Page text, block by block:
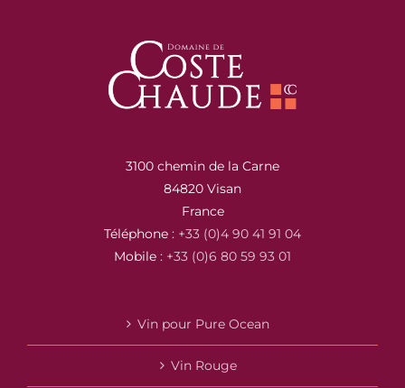
3100 chemin de la Carne
84820 Visan
France
Téléphone : +33 (0)4 90 41 91 04
Mobile : +33 (0)6 80 59 93 01
Vin pour Pure Ocean
Vin Rouge